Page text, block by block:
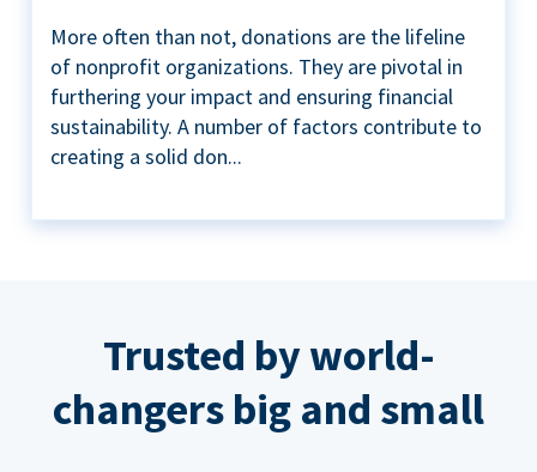
More often than not, donations are the lifeline
of nonprofit organizations. They are pivotal in
furthering your impact and ensuring financial
sustainability. A number of factors contribute to
creating a solid don...
Trusted by world-
changers big and small